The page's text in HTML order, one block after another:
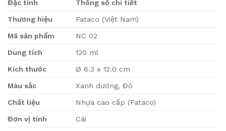
Đặc tính Thông số chi tiết
Thương hiệu Fataco (Việt Nam)
Mã sản phẩm NC 02
Dung tích 120 ml
Kích thước Ø 6.3 x 12.0 cm
Màu sắc Xanh dương, Đỏ
Chất liệu Nhựa cao cấp (Fataco)
Đơn vị tính Cái